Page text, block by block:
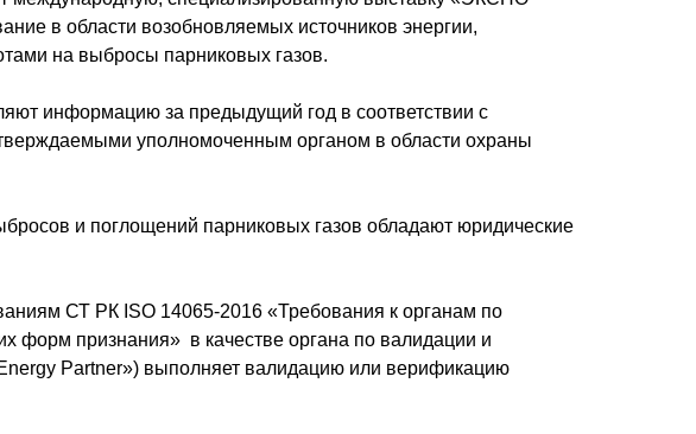
в области возобновляемых источников энергии,
на выбросы парниковых газов.
информацию за предыдущий год в соответствии с
уполномоченным органом в области охраны
и поглощений парниковых газов обладают юридические
СТ РК ISO 14065-2016 «Требования к органам по
форм признания» в качестве органа по валидации и
Partner») выполняет валидацию или верификацию